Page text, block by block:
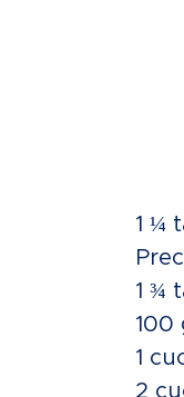
1 ¼
1 ¾
100
1
2